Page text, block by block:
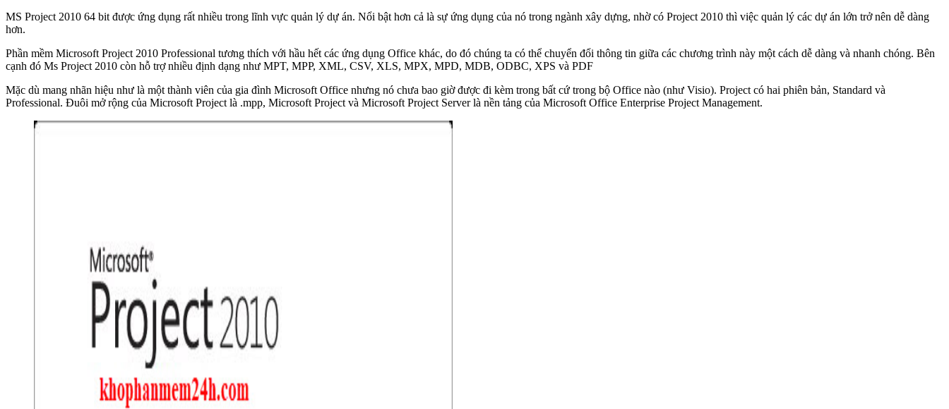
MS Project 2010 64 bit được ứng dụng rất nhiều trong lĩnh vực quản lý dự án. Nổi bật hơn cả là sự ứng dụng của nó trong ngành xây dựng, nhờ có Project 2010 thì việc quản lý các dự án lớn trở nên dễ dàng
hơn.
Phần mềm Microsoft Project 2010 Professional tương thích với hầu hết các ứng dụng Office khác, do đó chúng ta có thể chuyển đổi thông tin giữa các chương trình này một cách dễ dàng và nhanh chóng. Bên
cạnh đó Ms Project 2010 còn hỗ trợ nhiều định dạng như MPT, MPP, XML, CSV, XLS, MPX, MPD, MDB, ODBC, XPS và PDF
Mặc dù mang nhãn hiệu như là một thành viên của gia đình Microsoft Office nhưng nó chưa bao giờ được đi kèm trong bất cứ trong bộ Office nào (như Visio). Project có hai phiên bản, Standard và
Professional. Đuôi mở rộng của Microsoft Project là .mpp, Microsoft Project và Microsoft Project Server là nền tảng của Microsoft Office Enterprise Project Management.